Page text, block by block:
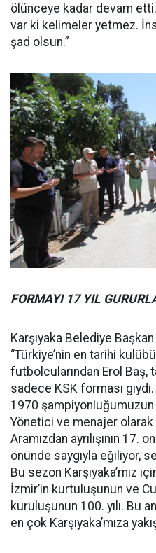
ölünceye kadar devam
var ki kelimeler yetmez.
şad olsun.”
FORMAYI 17 YIL
Karşıyaka Belediye
“Türkiye’nin en tarihi
futbolcularından Erol Baş,
sadece KSK forması
1970 şampiyonluğumuzun
Yönetici ve menajer
Aramızdan ayrılışının 17.
önünde saygıyla eğiliyor,
Bu sezon Karşıyaka’mız
İzmir’in kurtuluşunun ve
kuruluşunun 100. yılı. Bu
en çok Karşıyaka’mıza